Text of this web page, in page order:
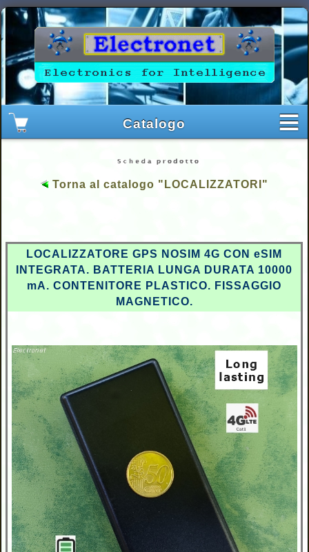
Torna al catalogo "LOCALIZZATORI"
LOCALIZZATORE GPS NOSIM 4G CON eSIM
INTEGRATA. BATTERIA LUNGA DURATA 10000
mA. CONTENITORE PLASTICO. FISSAGGIO
MAGNETICO.